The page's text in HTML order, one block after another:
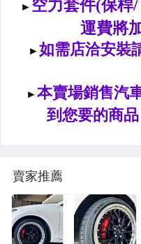
大燈框.後燈框.側燈框.霧燈框
煞車油門踏板.冷光迎賓踏板
牌照燈.室內燈.照地燈
原廠改裝水箱罩.通風網
非常機車
車用精品百貨類.各車系晴雨窗
避震器.卡鉗.來另片.短彈簧
賣家推薦